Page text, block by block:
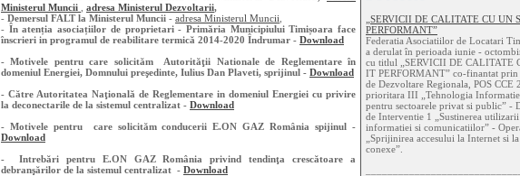
Ministerul Muncii
adresa Ministerul Dezvoltarii,
- Demersul FALT la Ministerul Muncii - adresa Ministerul Muncii
- În atenția asociațiilor de proprietari - Primăria Municipiului Timișoara face
înscrieri in programul de reabilitare termică 2014-2020 Îndrumar - Download
- Motivele pentru care solicităm Autorităţii Nationale de Reglementare în
domeniul Energiei, Domnului preşedinte, Iulius Dan Plaveti, sprijinul - Download
- Către Autoritatea Naţională de Reglementare in domeniul Energiei cu privire
la deconectarile de la sistemul centralizat - Download
- Motivele pentru care solicităm conducerii E.ON GAZ România spijinul -
Download
- Intrebări pentru E.ON GAZ România privind tendinţa crescătoare a
debranşărilor de la sistemul centralizat - Download
„SERVICII DE CALITATE CU UN
PERFORMANT”
Federatia Asociatiilor de Locatari
a derulat în perioada iunie -
cu titlul „SERVICII DE CALITATE
IT PERFORMANT” co-finantat prin
de Dezvoltare Regionala, POS CCE
prioritara III „Tehnologia
pentru sectoarele privat si public” -
de Interventie 1 „Sustinerea
informatiei si comunicatiilor” -
„Sprijinirea accesului la Internet si
conexe”.